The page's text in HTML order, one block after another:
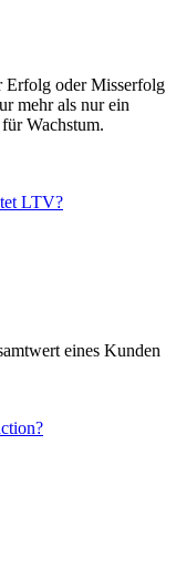
Erfolg oder Misserfolg
mehr als nur ein
Wachstum.
LTV?
eines Kunden